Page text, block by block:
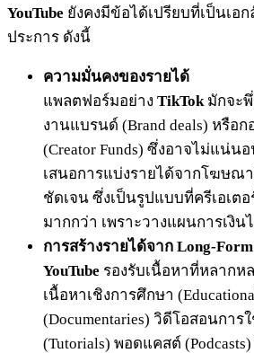
YouTube ยังคงมีข้อได้เปรียบที่เป็นเอ
ประการ ดังนี้
ความมั่นคงของรายได้
แพลตฟอร์มอย่าง TikTokมักจะพึ่
งานแบรนด์ (Brand deals) หรือก
(Creator Funds) ซึ่งอาจไม่แน่น
เสนอการแบ่งรายได้จากโฆษณ
ชัดเจน ซึ่งเป็นรูปแบบที่ครีเอเต
มากกว่า เพราะวางแผนการเงิน
การสร้างรายได้จาก Long-
YouTube รองรับเนื้อหาที่หลากห
เนื้อหาเชิงการศึกษา
(Documentaries) วิดีโอสอนการ
(Tutorials) พอดแคสต์